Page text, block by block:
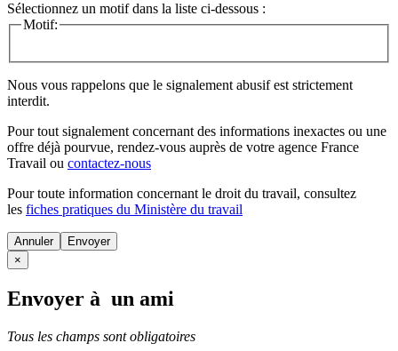
Sélectionnez un motif dans la liste ci-dessous :
Motif:
Nous vous rappelons que le signalement abusif est strictement
interdit.
Pour tout signalement concernant des informations inexactes ou une
offre déjà pourvue, rendez-vous auprès de votre agence France
Travail ou contactez-nous
Pour toute information concernant le droit du travail, consultez
les fiches pratiques du Ministère du travail
Annuler
×
Envoyer à un ami
Tous les champs sont obligatoires